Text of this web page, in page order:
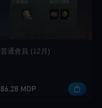
普通會員 (12月)
86.28 MOP